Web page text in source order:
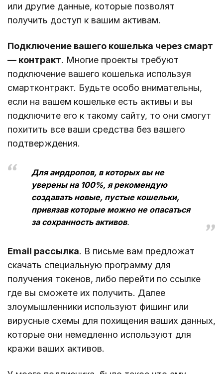
или другие данные, которые позволят
получить доступ к вашим активам.
Подключение вашего кошелька через смарт
— контракт. Многие проекты требуют
подключение вашего кошелька используя
смартконтракт. Будьте особо внимательны,
если на вашем кошельке есть активы и вы
подключите его к такому сайту, то они смогут
похитить все ваши средства без вашего
подтверждения.
Для аирдропов, в которых вы не
уверены на 100%, я рекомендую
создавать новые, пустые кошельки,
привязав которые можно не опасаться
за сохранность активов.
Email рассылка. В письме вам предложат
скачать специальную программу для
получения токенов, либо перейти по ссылке
где вы сможете их получить. Далее
злоумышленники используют фишинг или
вирусные схемы для похищения ваших данных,
которые они немедленно используют для
кражи ваших активов.